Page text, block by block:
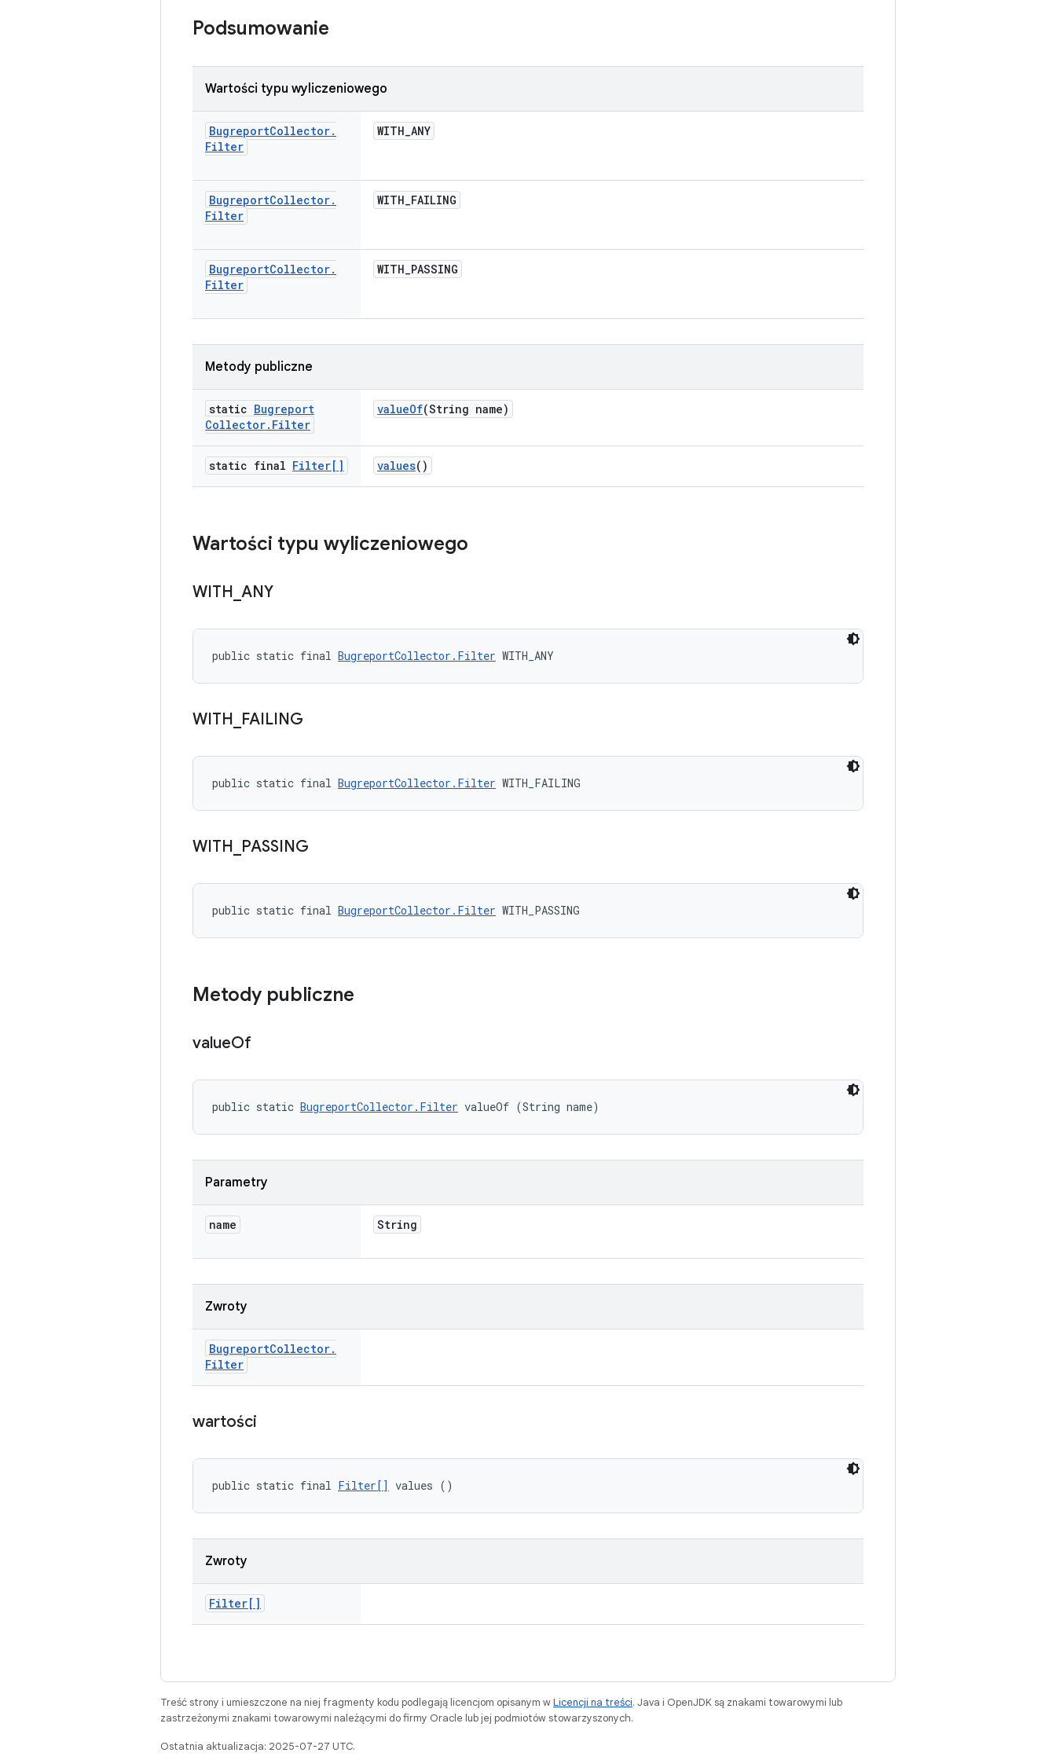
Podsumowanie
Wartości typu wyliczeniowego
BugreportCollector.
Filter
WITH_ANY
BugreportCollector.
Filter
WITH_FAILING
BugreportCollector.
Filter
WITH_PASSING
Metody publiczne
static Bugreport
Collector. Filter
valueOf(String name)
static final Filter[] values()
Wartości typu wyliczeniowego
WITH ANY
public static final BugreportCollector.Filter WITH_ANY
WITH FAILING
public static final BugreportCollector.Filter WITH_FAILING
WITH PASSING
public static final BugreportCollector.Filter WITH_PASSING
Metody publiczne
valueOf
public static BugreportCollector.Filter valueOf (String name)
Parametry
name String
Zwroty
BugreportCollector.
Filter
wartości
public static final Filter[] values ()
Zwroty
Filter[]
Treść strony i umieszczone na niej fragmenty kodu podlegają licencjom opisanym wLicencji na treści. Java i OpenJDK są znakami towarowymi lub
zastrzeżonymi znakami towarowymi należącymi do firmy Oracle lub jej podmiotów stowarzyszonych.
Ostatnia aktualizacja: 2025-07-27 UTC.